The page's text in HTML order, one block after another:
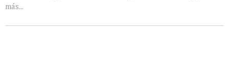
más...